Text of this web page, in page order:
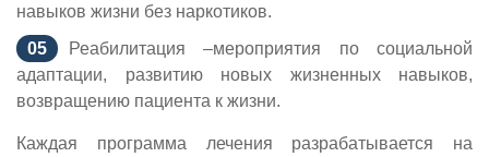
навыков жизни без наркотиков.
Реабилитация –мероприятия по социальной
адаптации, развитию новых жизненных навыков,
возвращению пациента к жизни.
Каждая программа лечения разрабатывается на